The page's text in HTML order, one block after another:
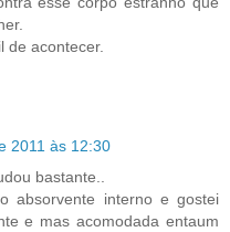
de acontecer.
2011 às 12:30
bastante..
absorvente interno e gostei
e mas acomodada entaum